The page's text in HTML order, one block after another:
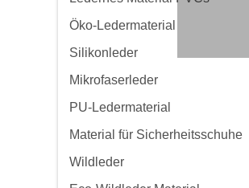
Öko-Ledermaterial
Silikonleder
Mikrofaserleder
PU-Ledermaterial
Material für Sicherheitsschuhe
Wildleder